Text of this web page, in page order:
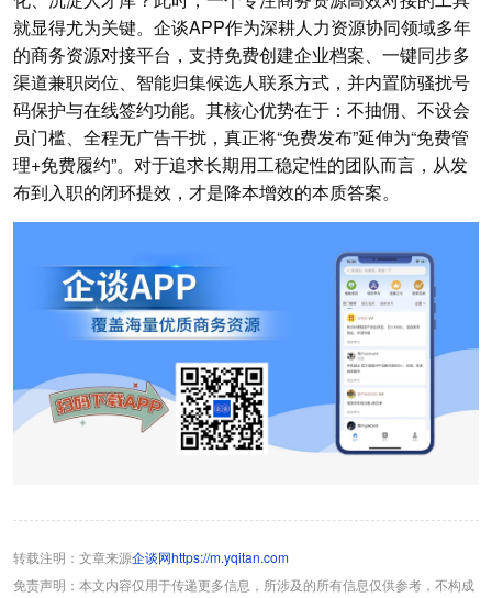
就显得尤为关键。企谈APP作为深耕人力资源协同领域多年
的商务资源对接平台，支持免费创建企业档案、一键同步多
渠道兼职岗位、智能归集候选人联系方式，并内置防骚扰号
码保护与在线签约功能。其核心优势在于：不抽佣、不设会
员门槛、全程无广告干扰，真正将“免费发布”延伸为“免费管
理+免费履约”。对于追求长期用工稳定性的团队而言，从发
布到入职的闭环提效，才是降本增效的本质答案。
转载注明：文章来源企谈网https://m.yqitan.com
免责声明：本文内容仅用于传递更多信息，所涉及的所有信息仅供参考，不构成